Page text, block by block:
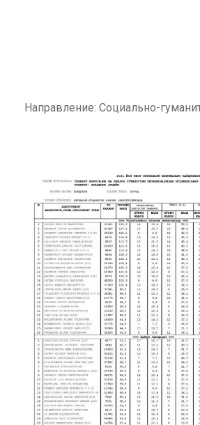
Направление: Социально-